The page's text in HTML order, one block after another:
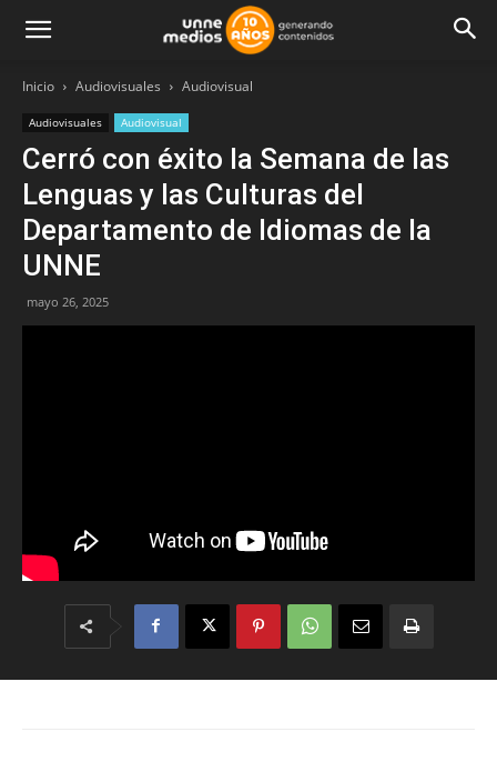
Inicio Audiovisuales Audiovisual
Audiovisuales Audiovisual
Cerró con éxito la Semana de las
Lenguas y las Culturas del
Departamento de Idiomas de la
UNNE
mayo 26, 2025